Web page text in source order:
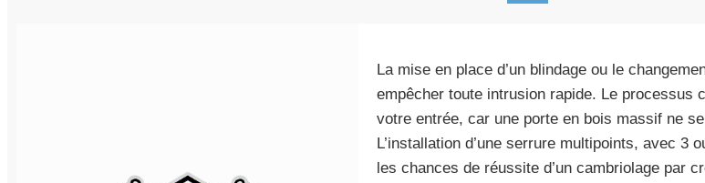
La mise en place d’un blindage ou le
empêcher toute intrusion rapide. Le processus
votre entrée, car une porte en bois massif ne
L’installation d’une serrure multipoints, avec 3
les chances de réussite d’un cambriolage par